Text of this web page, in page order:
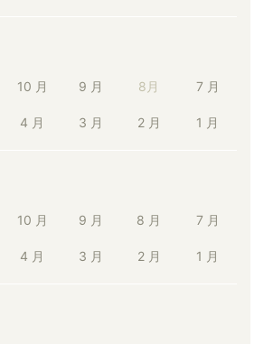
10 月 9 月 8月 7 月
4 月 3 月 2 月 1 月
10 月 9 月 8 月 7 月
4 月 3 月 2 月 1 月